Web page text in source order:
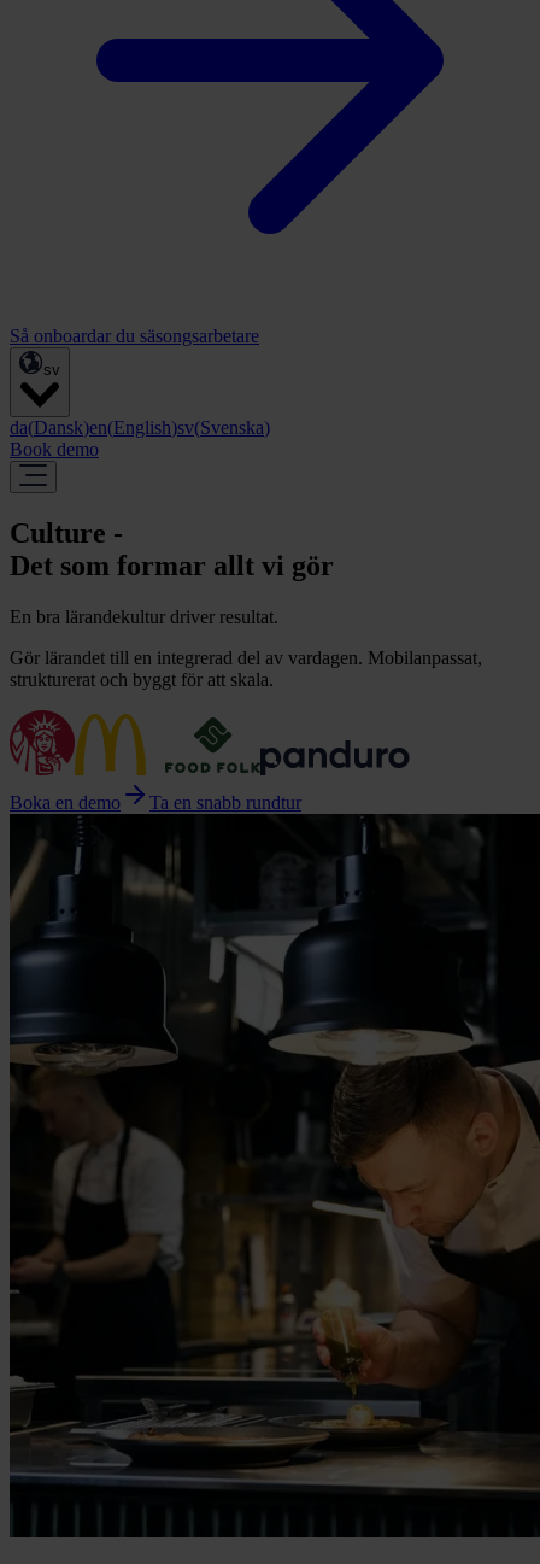
Så onboardar du säsongsarbetare
sv
da(Dansk)en(English)sv(Svenska)
Book demo
Culture -
Det som formar allt vi gör
En bra lärandekultur driver resultat.
Gör lärandet till en integrerad del av vardagen. Mobilanpassat,
strukturerat och byggt för att skala.
Boka en demo Ta en snabb rundtur